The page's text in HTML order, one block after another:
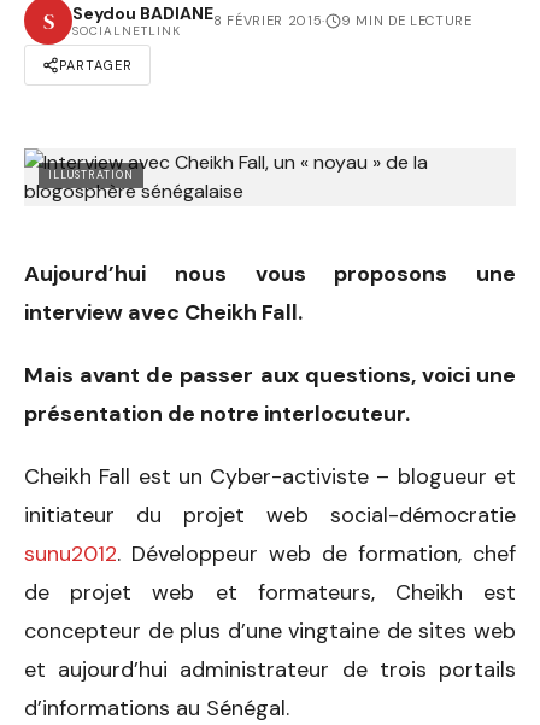
S Seydou BADIANE
SOCIALNETLINK
8 FÉVRIER 2015· 9 MIN DE LECTURE
PARTAGER
ILLUSTRATION
Aujourd’hui nous vous proposons une
interview avec Cheikh Fall.
Mais avant de passer aux questions, voici une
présentation de notre interlocuteur.
Cheikh Fall est un Cyber-activiste – blogueur et
initiateur du projet web social-démocratie
sunu2012. Développeur web de formation, chef
de projet web et formateurs, Cheikh est
concepteur de plus d’une vingtaine de sites web
et aujourd’hui administrateur de trois portails
d’informations au Sénégal.